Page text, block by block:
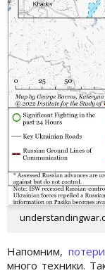
Напомним, потери
много техники.